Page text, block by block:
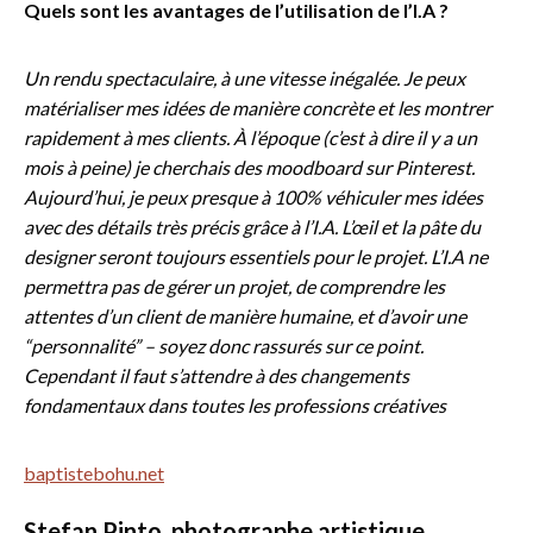
Quels sont les avantages de l’utilisation de l’I.A ?
Un rendu spectaculaire, à une vitesse inégalée. Je peux
matérialiser mes idées de manière concrète et les montrer
rapidement à mes clients. À l’époque (c’est à dire il y a un
mois à peine) je cherchais des moodboard sur Pinterest.
Aujourd’hui, je peux presque à 100% véhiculer mes idées
avec des détails très précis grâce à l’I.A. L’œil et la pâte du
designer seront toujours essentiels pour le projet. L’I.A ne
permettra pas de gérer un projet, de comprendre les
attentes d’un client de manière humaine, et d’avoir une
“personnalité” – soyez donc rassurés sur ce point.
Cependant il faut s’attendre à des changements
fondamentaux dans toutes les professions créatives
baptistebohu.net